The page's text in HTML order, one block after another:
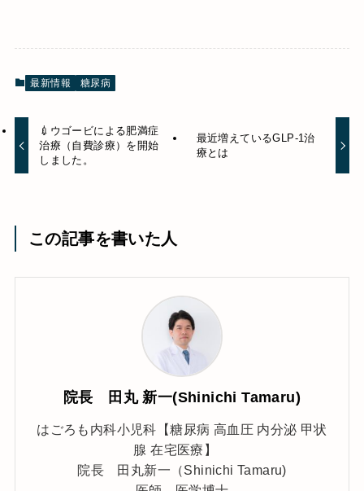
最新情報 糖尿病
💉ウゴービによる肥満症
治療（自費診療）を開始
しました。
最近増えているGLP-1治
療とは
この記事を書いた人
院長 田丸 新一(Shinichi Tamaru)
はごろも内科小児科【糖尿病 高血圧 内分泌 甲状
腺 在宅医療】
院長 田丸新一（Shinichi Tamaru)